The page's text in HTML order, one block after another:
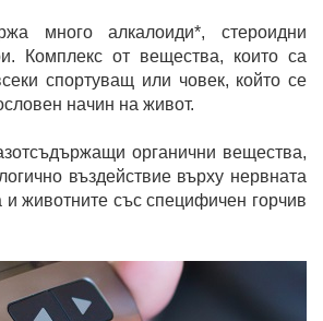
много алкалоиди*, стероидни
Комплекс от вещества, които са
спортуващ или човек, който се
начин на живот.
органични вещества,
въздействие върху нервната
и животните със специфичен горчив